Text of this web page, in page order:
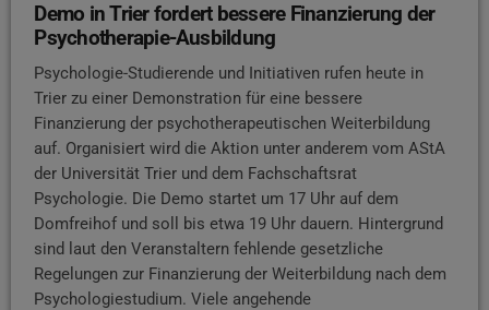
Demo in Trier fordert bessere Finanzierung der
Psychotherapie-Ausbildung
Psychologie-Studierende und Initiativen rufen heute in
Trier zu einer Demonstration für eine bessere
Finanzierung der psychotherapeutischen Weiterbildung
auf. Organisiert wird die Aktion unter anderem vom AStA
der Universität Trier und dem Fachschaftsrat
Psychologie. Die Demo startet um 17 Uhr auf dem
Domfreihof und soll bis etwa 19 Uhr dauern. Hintergrund
sind laut den Veranstaltern fehlende gesetzliche
Regelungen zur Finanzierung der Weiterbildung nach dem
Psychologiestudium. Viele angehende